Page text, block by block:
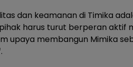
dan keamanan di Timika
harus turut berperan aktif
upaya membangun Mimika